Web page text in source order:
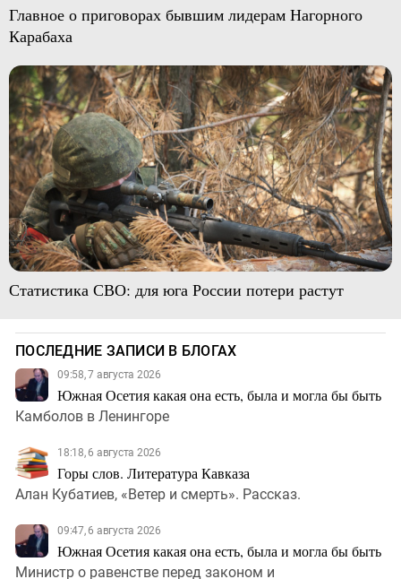
Главное о приговорах бывшим лидерам Нагорного
Карабаха
Статистика СВО: для юга России потери растут
ПОСЛЕДНИЕ ЗАПИСИ В БЛОГАХ
09:58, 7 августа 2026
Южная Осетия какая она есть, была и могла бы быть
Камболов в Ленингоре
18:18, 6 августа 2026
Горы слов. Литература Кавказа
Алан Кубатиев, «Ветер и смерть». Рассказ.
09:47, 6 августа 2026
Южная Осетия какая она есть, была и могла бы быть
Министр о равенстве перед законом и